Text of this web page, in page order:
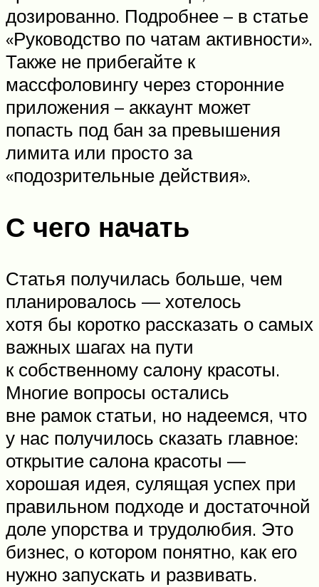
дозированно. Подробнее – в статье
«Руководство по чатам активности».
Также не прибегайте к
массфоловингу через сторонние
приложения – аккаунт может
попасть под бан за превышения
лимита или просто за
«подозрительные действия».
С чего начать
Статья получилась больше, чем
планировалось — хотелось
хотя бы коротко рассказать о самых
важных шагах на пути
к собственному салону красоты.
Многие вопросы остались
вне рамок статьи, но надеемся, что
у нас получилось сказать главное:
открытие салона красоты —
хорошая идея, сулящая успех при
правильном подходе и достаточной
доле упорства и трудолюбия. Это
бизнес, о котором понятно, как его
нужно запускать и развивать.